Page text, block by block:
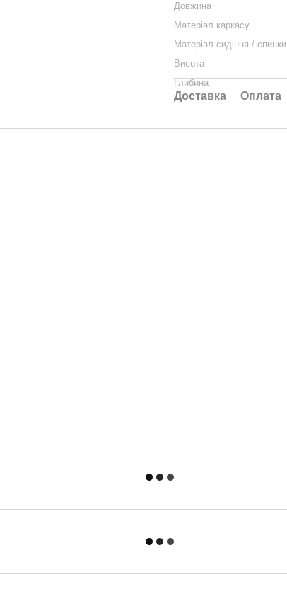
Довжина
Матеріал каркасу
Матеріал сидіння / спинки
Висота
Глибина
Доставка Оплата